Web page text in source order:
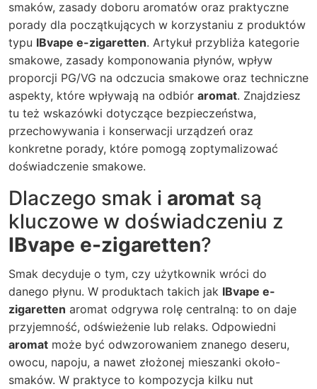
smaków, zasady doboru aromatów oraz praktyczne
porady dla początkujących w korzystaniu z produktów
typu IBvape e-zigaretten. Artykuł przybliża kategorie
smakowe, zasady komponowania płynów, wpływ
proporcji PG/VG na odczucia smakowe oraz techniczne
aspekty, które wpływają na odbiór aromat. Znajdziesz
tu też wskazówki dotyczące bezpieczeństwa,
przechowywania i konserwacji urządzeń oraz
konkretne porady, które pomogą zoptymalizować
doświadczenie smakowe.
Dlaczego smak i aromat są
kluczowe w doświadczeniu z
IBvape e-zigaretten?
Smak decyduje o tym, czy użytkownik wróci do
danego płynu. W produktach takich jak IBvape e-
zigaretten aromat odgrywa rolę centralną: to on daje
przyjemność, odświeżenie lub relaks. Odpowiedni
aromat może być odwzorowaniem znanego deseru,
owocu, napoju, a nawet złożonej mieszanki około-
smaków. W praktyce to kompozycja kilku nut